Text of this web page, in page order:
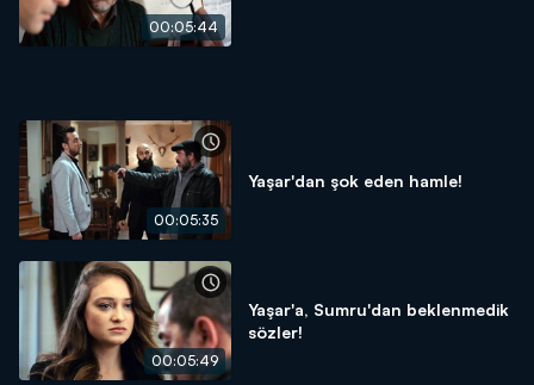
00:05:44
00:05:35
Yaşar'dan şok eden hamle!
00:05:49
Yaşar'a, Sumru'dan beklenmedik
sözler!